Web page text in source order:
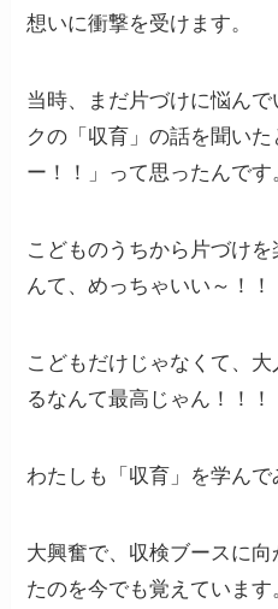
想いに衝撃を受けます。
当時、まだ片づけに悩ん
クの「収育」の話を聞い
ー！！」って思ったんです
こどものうちから片づけ
んて、めっちゃいい～！！
こどもだけじゃなくて、
るなんて最高じゃん！！！
わたしも「収育」を学んで
大興奮で、収検ブースに
たのを今でも覚えています